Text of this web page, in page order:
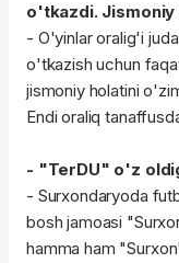
o'tkazdi. Jismoniy
- O'yinlar oralig'i
o'tkazish uchun
jismoniy holatini
Endi oraliq
- "TerDU" o'z
- Surxondaryoda
bosh jamoasi
hamma ham